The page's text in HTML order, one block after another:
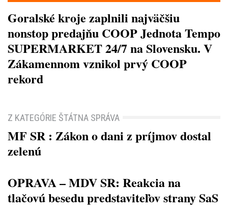
Goralské kroje zaplnili najväčšiu
nonstop predajňu COOP Jednota Tempo
SUPERMARKET 24/7 na Slovensku. V
Zákamennom vznikol prvý COOP
rekord
Z KATEGÓRIE ŠTÁTNA SPRÁVA
MF SR : Zákon o dani z príjmov dostal
zelenú
OPRAVA – MDV SR: Reakcia na
tlačovú besedu predstaviteľov strany SaS